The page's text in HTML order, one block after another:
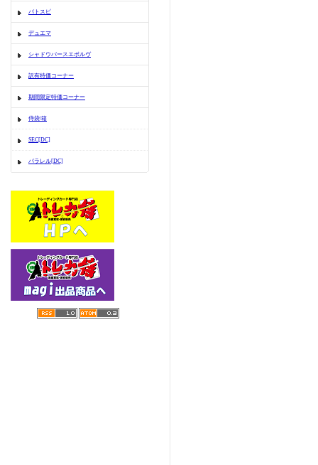
バトスピ
デュエマ
シャドウバースエボルヴ
訳有特価コーナー
期間限定特価コーナー
侍袋/箱
SEC[DC]
パラレル[DC]